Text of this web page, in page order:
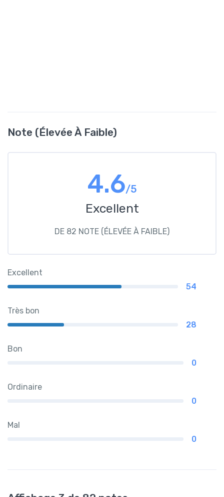
Note (élevée À Faible)
4.6/5
Excellent
DE 82 NOTE (ÉLEVÉE À FAIBLE)
Excellent
54
Très bon
28
Bon
0
Ordinaire
0
Mal
0